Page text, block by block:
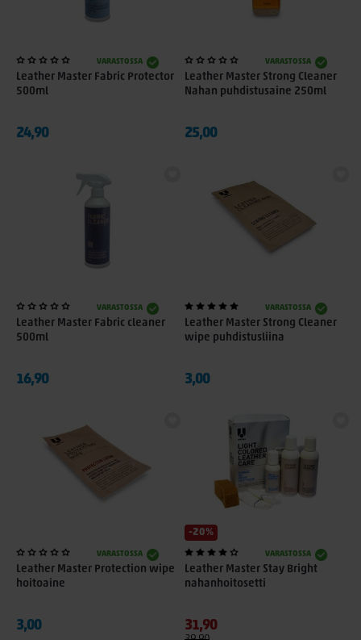
VARASTOSSA
Leather Master Fabric Protector
500ml
24,90
VARASTOSSA
Leather Master Strong Cleaner
Nahan puhdistusaine 250ml
25,00
VARASTOSSA
Leather Master Fabric cleaner
500ml
16,90
VARASTOSSA
Leather Master Strong Cleaner
wipe puhdistusliina
3,00
VARASTOSSA
Leather Master Protection wipe
hoitoaine
3,00
-20%
VARASTOSSA
Leather Master Stay Bright
nahanhoitosetti
31,90